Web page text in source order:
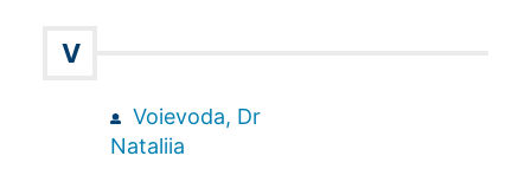
V
Voievoda, Dr
Nataliia